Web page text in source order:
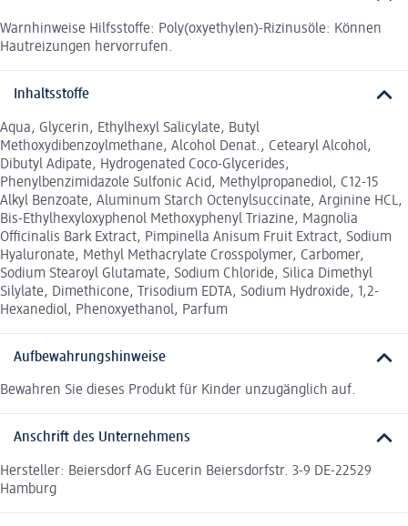
Warnhinweise Hilfsstoffe: Poly(oxyethylen)-Rizinusöle: Können
Hautreizungen hervorrufen.
Inhaltsstoffe
Aqua, Glycerin, Ethylhexyl Salicylate, Butyl
Methoxydibenzoylmethane, Alcohol Denat., Cetearyl Alcohol,
Dibutyl Adipate, Hydrogenated Coco-Glycerides,
Phenylbenzimidazole Sulfonic Acid, Methylpropanediol, C12-15
Alkyl Benzoate, Aluminum Starch Octenylsuccinate, Arginine HCL,
Bis-Ethylhexyloxyphenol Methoxyphenyl Triazine, Magnolia
Officinalis Bark Extract, Pimpinella Anisum Fruit Extract, Sodium
Hyaluronate, Methyl Methacrylate Crosspolymer, Carbomer,
Sodium Stearoyl Glutamate, Sodium Chloride, Silica Dimethyl
Silylate, Dimethicone, Trisodium EDTA, Sodium Hydroxide, 1,2-
Hexanediol, Phenoxyethanol, Parfum
Aufbewahrungshinweise
Bewahren Sie dieses Produkt für Kinder unzugänglich auf.
Anschrift des Unternehmens
Hersteller: Beiersdorf AG Eucerin Beiersdorfstr. 3-9 DE-22529
Hamburg